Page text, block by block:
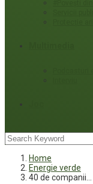
Home
Energie verde
40 de companii…